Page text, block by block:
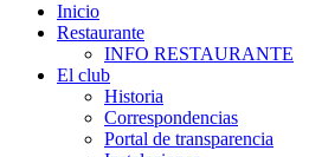
Inicio
Restaurante
INFO RESTAURANTE
El club
Historia
Correspondencias
Portal de transparencia